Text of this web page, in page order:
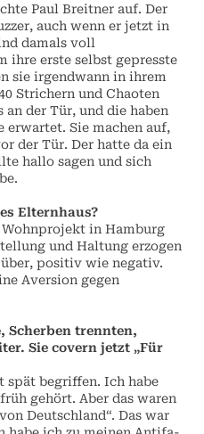
Paul Breitner auf. Der
auch wenn er jetzt in
damals voll
ihre erste selbst gepresste
sie irgendwann in ihrem
Strichern und Chaoten
der Tür, und die haben
Sie machen auf,
der Tür. Der hatte da ein
hallo sagen und sich
Elternhaus?
in Hamburg
und Haltung erzogen
positiv wie negativ.
Aversion gegen
Scherben trennten,
Sie covern jetzt „Für
spät begriffen. Ich habe
gehört. Aber das waren
Deutschland“. Das war